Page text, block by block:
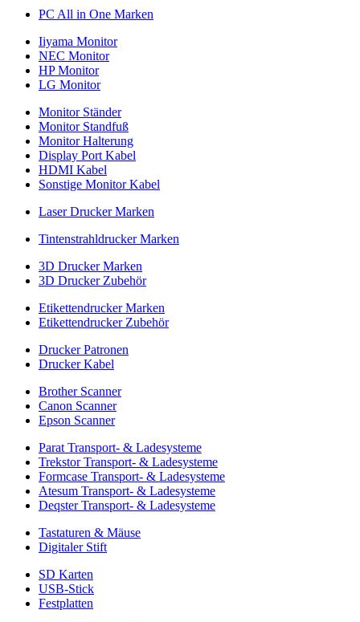
PC All in One Marken
Iiyama Monitor
NEC Monitor
HP Monitor
LG Monitor
Monitor Ständer
Monitor Standfuß
Monitor Halterung
Display Port Kabel
HDMI Kabel
Sonstige Monitor Kabel
Laser Drucker Marken
Tintenstrahldrucker Marken
3D Drucker Marken
3D Drucker Zubehör
Etikettendrucker Marken
Etikettendrucker Zubehör
Drucker Patronen
Drucker Kabel
Brother Scanner
Canon Scanner
Epson Scanner
Parat Transport- & Ladesysteme
Trekstor Transport- & Ladesysteme
Formcase Transport- & Ladesysteme
Atesum Transport- & Ladesysteme
Deqster Transport- & Ladesysteme
Tastaturen & Mäuse
Digitaler Stift
SD Karten
USB-Stick
Festplatten